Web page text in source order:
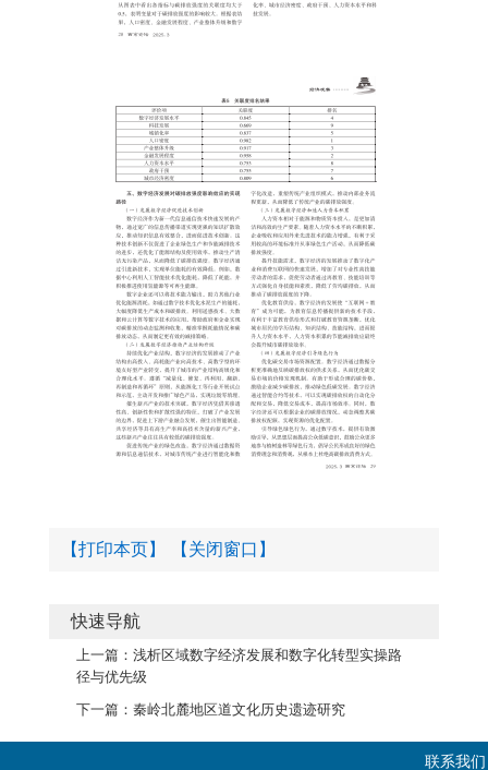
【打印本页】 【关闭窗口】
快速导航
上一篇： 浅析区域数字经济发展和数字化转型实操路
径与优先级
下一篇： 秦岭北麓地区道文化历史遗迹研究
联系我们